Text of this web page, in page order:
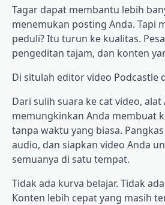
Tagar dapat membantu lebih
menemukan posting Anda. Tapi
peduli? Itu turun ke kualitas.
pengeditan tajam, dan konten
Di situlah editor video Podcastle
Dari sulih suara ke cat video, alat
memungkinkan Anda membuat
tanpa waktu yang biasa.
audio, dan siapkan video Anda
semuanya di satu tempat.
Tidak ada kurva belajar. Tidak
Konten lebih cepat yang masih